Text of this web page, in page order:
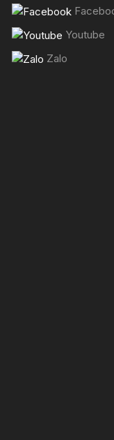
Youtube
Zalo